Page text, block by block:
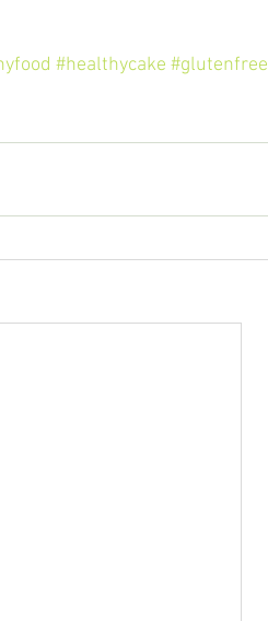
#healthycake #glutenfree